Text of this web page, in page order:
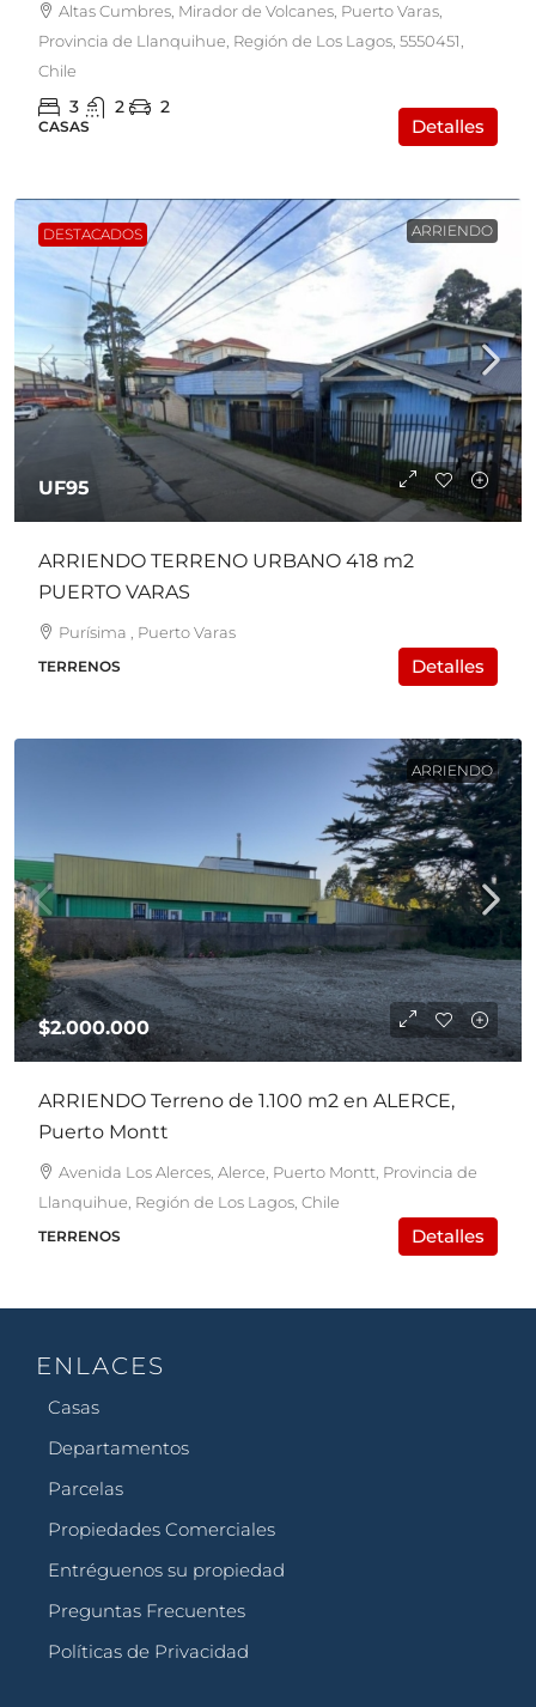
Altas Cumbres, Mirador de Volcanes, Puerto Varas,
Provincia de Llanquihue, Región de Los Lagos, 5550451,
Chile
3 2 2
CASAS Detalles
DESTACADOS ARRIENDO
UF95
ARRIENDO TERRENO URBANO 418 m2
PUERTO VARAS
Purísima , Puerto Varas
TERRENOS Detalles
ARRIENDO
$2.000.000
ARRIENDO Terreno de 1.100 m2 en ALERCE,
Puerto Montt
Avenida Los Alerces, Alerce, Puerto Montt, Provincia de
Llanquihue, Región de Los Lagos, Chile
TERRENOS Detalles
ENLACES
Casas
Departamentos
Parcelas
Propiedades Comerciales
Entréguenos su propiedad
Preguntas Frecuentes
Políticas de Privacidad